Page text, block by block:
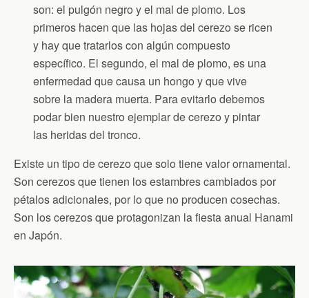
son: el pulgón negro y el mal de plomo. Los
primeros hacen que las hojas del cerezo se ricen
y hay que tratarlos con algún compuesto
específico. El segundo, el mal de plomo, es una
enfermedad que causa un hongo y que vive
sobre la madera muerta. Para evitarlo debemos
podar bien nuestro ejemplar de cerezo y pintar
las heridas del tronco.
Existe un tipo de cerezo que solo tiene valor ornamental.
Son cerezos que tienen los estambres cambiados por
pétalos adicionales, por lo que no producen cosechas.
Son los cerezos que protagonizan la fiesta anual Hanami
en Japón.